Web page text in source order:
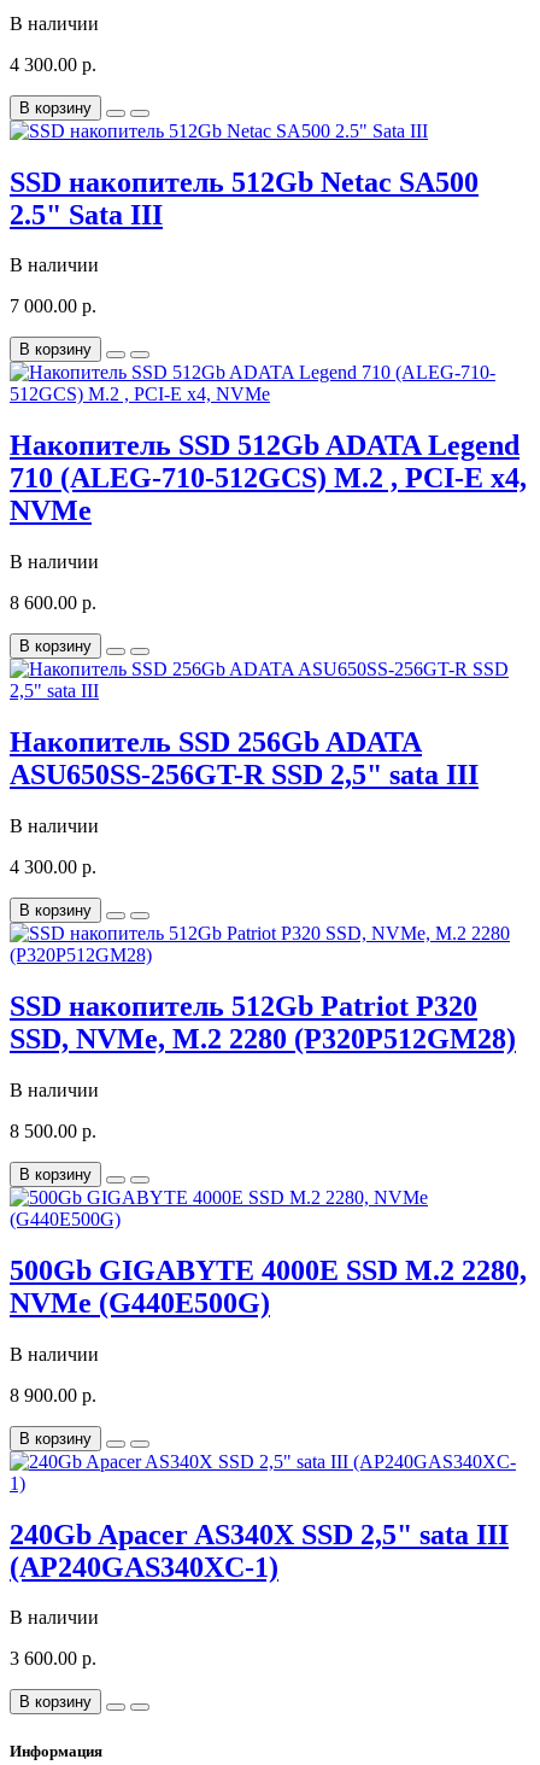
В наличии
4 300.00 р.
В корзину
SSD накопитель 512Gb Netac SA500
2.5" Sata III
В наличии
7 000.00 р.
В корзину
Накопитель SSD 512Gb ADATA Legend
710 (ALEG-710-512GCS) M.2 , PCI-E x4,
NVMe
В наличии
8 600.00 р.
В корзину
Накопитель SSD 256Gb ADATA
ASU650SS-256GT-R SSD 2,5" sata III
В наличии
4 300.00 р.
В корзину
SSD накопитель 512Gb Patriot P320
SSD, NVMe, M.2 2280 (P320P512GM28)
В наличии
8 500.00 р.
В корзину
500Gb GIGABYTE 4000E SSD M.2 2280,
NVMe (G440E500G)
В наличии
8 900.00 р.
В корзину
240Gb Apacer AS340X SSD 2,5" sata III
(AP240GAS340XC-1)
В наличии
3 600.00 р.
В корзину
Информация